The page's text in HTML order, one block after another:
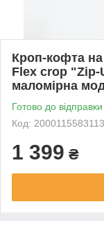
Кроп-кофта на
Flex crop "Zip-
маломірна
Готово до відправки
Код: 2000115583113
1 399 ₴